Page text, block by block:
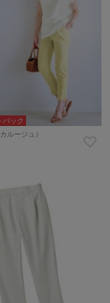
バック
ルージュ）